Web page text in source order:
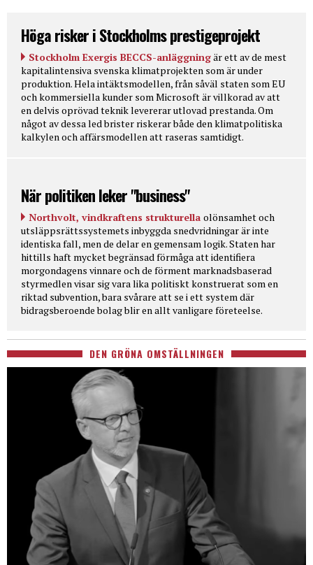
Höga risker i Stockholms prestigeprojekt
Stockholm Exergis BECCS-anläggningär ett av de mest
kapitalintensiva svenska klimatprojekten som är under
produktion. Hela intäktsmodellen, från såväl staten som EU
och kommersiella kunder som Microsoft är villkorad av att
en delvis oprövad teknik levererar utlovad prestanda. Om
något av dessa led brister riskerar både den klimatpolitiska
kalkylen och affärsmodellen att raseras samtidigt.
När politiken leker "business"
Northvolt, vindkraftens strukturella olönsamhet och
utsläppsrättssystemets inbyggda snedvridningar är inte
identiska fall, men de delar en gemensam logik. Staten har
hittills haft mycket begränsad förmåga att identifiera
morgondagens vinnare och de förment marknadsbaserad
styrmedlen visar sig vara lika politiskt konstruerat som en
riktad subvention, bara svårare att se i ett system där
bidragsberoende bolag blir en allt vanligare företeelse.
DEN GRÖNA OMSTÄLLNINGEN